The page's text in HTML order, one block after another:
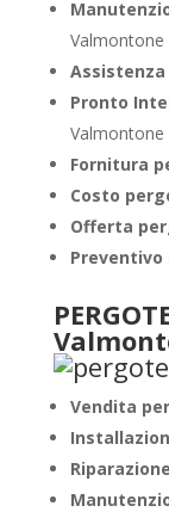
Valmontone
Pronto
Valmontone
Fornitura
Costo
Offerta
Vendita